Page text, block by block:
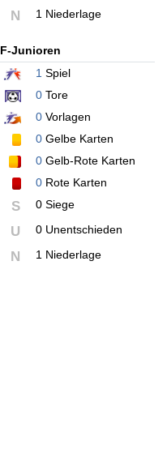
N 1 Niederlage
F-Junioren
1 Spiel
0Tore
0Vorlagen
0Gelbe Karten
0Gelb-Rote Karten
0Rote Karten
S 0 Siege
U 0 Unentschieden
N 1 Niederlage